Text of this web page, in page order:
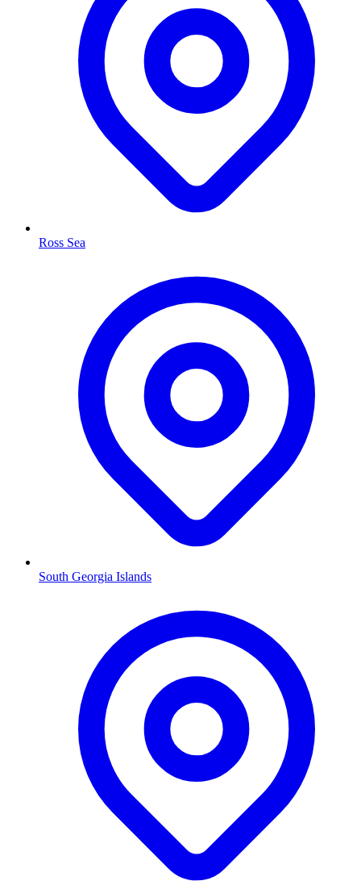
Ross Sea
South Georgia Islands